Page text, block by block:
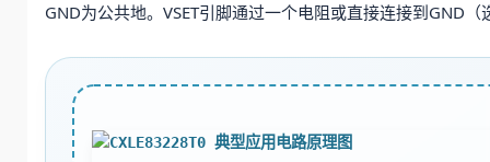
GND为公共地。VSET引脚通过一个电阻或直接连接到GND